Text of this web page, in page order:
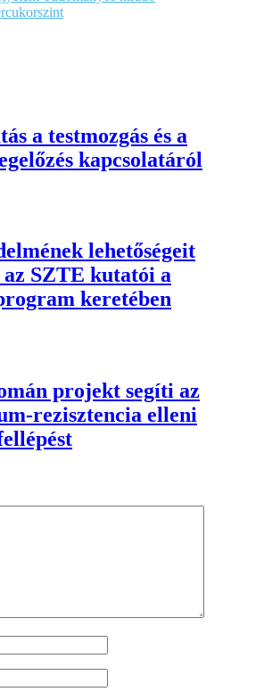
a testmozgás és a
kapcsolatáról
lehetőségeit
SZTE kutatói a
keretében
projekt segíti az
rezisztencia elleni